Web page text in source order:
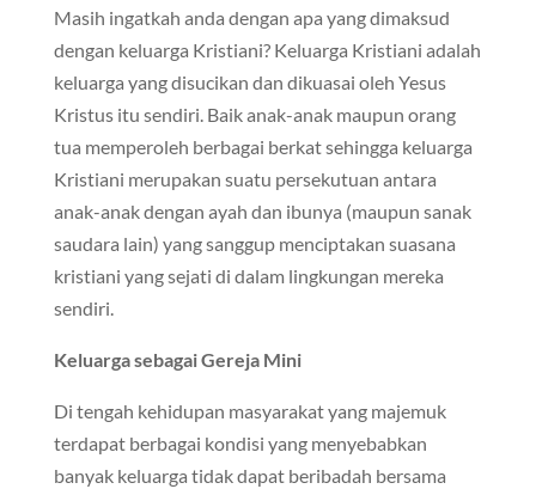
Masih ingatkah anda dengan apa yang dimaksud
dengan keluarga Kristiani? Keluarga Kristiani adalah
keluarga yang disucikan dan dikuasai oleh Yesus
Kristus itu sendiri. Baik anak-anak maupun orang
tua memperoleh berbagai berkat sehingga keluarga
Kristiani merupakan suatu persekutuan antara
anak-anak dengan ayah dan ibunya (maupun sanak
saudara lain) yang sanggup menciptakan suasana
kristiani yang sejati di dalam lingkungan mereka
sendiri.
Keluarga sebagai Gereja Mini
Di tengah kehidupan masyarakat yang majemuk
terdapat berbagai kondisi yang menyebabkan
banyak keluarga tidak dapat beribadah bersama